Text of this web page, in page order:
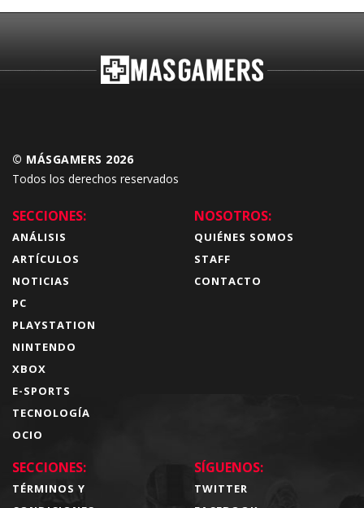
© MÁSGAMERS 2026
Todos los derechos reservados
SECCIONES:
ANÁLISIS
ARTÍCULOS
NOTICIAS
PC
PLAYSTATION
NINTENDO
XBOX
E-SPORTS
TECNOLOGÍA
OCIO
NOSOTROS:
QUIÉNES SOMOS
STAFF
CONTACTO
SECCIONES:
TÉRMINOS Y
SÍGUENOS:
TWITTER